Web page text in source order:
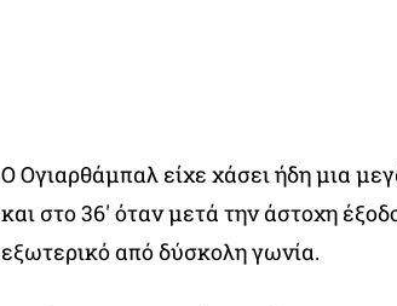
Ο Ογιαρθάμπαλ είχε χάσει ήδη μια
και στο 36′ όταν μετά την άστοχη
εξωτερικό από δύσκολη γωνία.